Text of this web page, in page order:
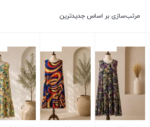
مرتب‌سازی بر اساس جدیدترین